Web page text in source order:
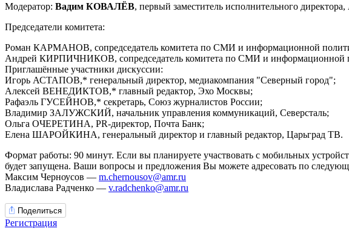
Модератор: Вадим КОВАЛЁВ, первый заместитель исполнительного
Председатели комитета:
Роман КАРМАНОВ, сопредседатель комитета по СМИ и информационной
Андрей КИРПИЧНИКОВ, сопредседатель комитета по СМИ и информационной
Приглашённые участники дискуссии:
Игорь АСТАПОВ,* генеральный директор, медиакомпания "Северный город";
Алексей ВЕНЕДИКТОВ,* главный редактор, Эхо Москвы;
Рафаэль ГУСЕЙНОВ,* секретарь, Союз журналистов России;
Владимир ЗАЛУЖСКИЙ, начальник управления коммуникаций, Северсталь;
Ольга ОЧЕРЕТИНА, PR-директор, Почта Банк;
Елена ШАРОЙКИНА, генеральный директор и главный редактор, Царьград ТВ.
Формат работы: 90 минут. Если вы планируете участвовать с мобильных
будет запущена. Ваши вопросы и предложения Вы можете адресовать по
Максим Черноусов — m.chernousov@amr.ru
Владислава Радченко — v.radchenko@amr.ru
Поделиться
Регистрация